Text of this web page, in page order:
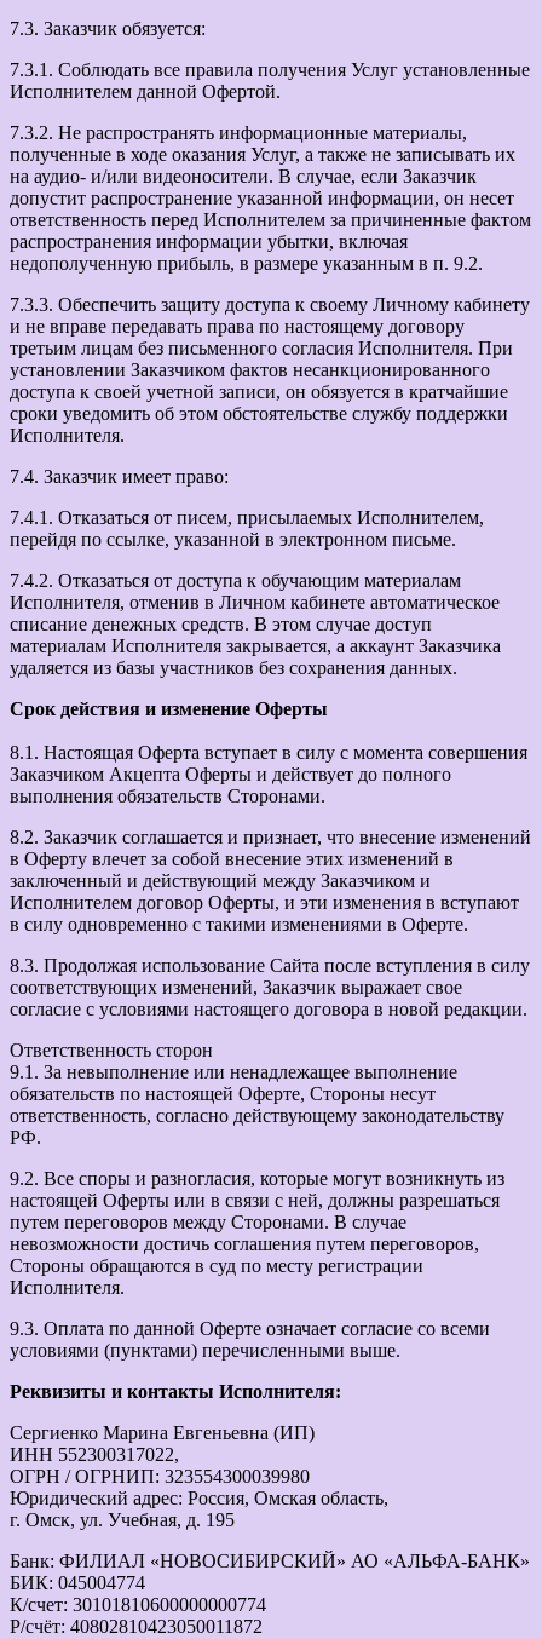
7.3. Заказчик обязуется:
7.3.1. Соблюдать все правила получения Услуг установленные
Исполнителем данной Офертой.
7.3.2. Не распространять информационные материалы,
полученные в ходе оказания Услуг, а также не записывать их
на аудио- и/или видеоносители. В случае, если Заказчик
допустит распространение указанной информации, он несет
ответственность перед Исполнителем за причиненные фактом
распространения информации убытки, включая
недополученную прибыль, в размере указанным в п. 9.2.
7.3.3. Обеспечить защиту доступа к своему Личному кабинету
и не вправе передавать права по настоящему договору
третьим лицам без письменного согласия Исполнителя. При
установлении Заказчиком фактов несанкционированного
доступа к своей учетной записи, он обязуется в кратчайшие
сроки уведомить об этом обстоятельстве службу поддержки
Исполнителя.
7.4. Заказчик имеет право:
7.4.1. Отказаться от писем, присылаемых Исполнителем,
перейдя по ссылке, указанной в электронном письме.
7.4.2. Отказаться от доступа к обучающим материалам
Исполнителя, отменив в Личном кабинете автоматическое
списание денежных средств. В этом случае доступ
материалам Исполнителя закрывается, а аккаунт Заказчика
удаляется из базы участников без сохранения данных.
Срок действия и изменение Оферты
8.1. Настоящая Оферта вступает в силу с момента совершения
Заказчиком Акцепта Оферты и действует до полного
выполнения обязательств Сторонами.
8.2. Заказчик соглашается и признает, что внесение изменений
в Оферту влечет за собой внесение этих изменений в
заключенный и действующий между Заказчиком и
Исполнителем договор Оферты, и эти изменения в вступают
в силу одновременно с такими изменениями в Оферте.
8.3. Продолжая использование Сайта после вступления в силу
соответствующих изменений, Заказчик выражает свое
согласие с условиями настоящего договора в новой редакции.
Ответственность сторон
9.1. За невыполнение или ненадлежащее выполнение
обязательств по настоящей Оферте, Стороны несут
ответственность, согласно действующему законодательству
РФ.
9.2. Все споры и разногласия, которые могут возникнуть из
настоящей Оферты или в связи с ней, должны разрешаться
путем переговоров между Сторонами. В случае
невозможности достичь соглашения путем переговоров,
Стороны обращаются в суд по месту регистрации
Исполнителя.
9.3. Оплата по данной Оферте означает согласие со всеми
условиями (пунктами) перечисленными выше.
Реквизиты и контакты Исполнителя:
Сергиенко Марина Евгеньевна (ИП)
ИНН 552300317022,
ОГРН / ОГРНИП: 323554300039980
Юридический адрес: Россия, Омская область,
г. Омск, ул. Учебная, д. 195
Банк: ФИЛИАЛ «НОВОСИБИРСКИЙ» АО «АЛЬФА-БАНК»
БИК: 045004774
К/счет: 30101810600000000774
Р/счёт: 40802810423050011872